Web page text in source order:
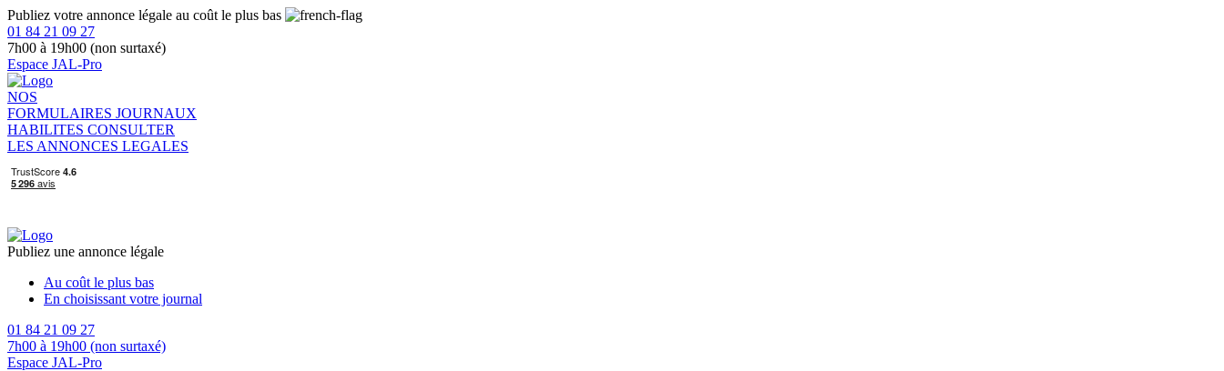
Publiez votre annonce légale au coût le plus bas
01 84 21 09 27
7h00 à 19h00 (non surtaxé)
Espace JAL-Pro
NOS
FORMULAIRES JOURNAUX
HABILITES CONSULTER
LES ANNONCES LEGALES
Publiez une annonce légale
Au coût le plus bas
En choisissant votre journal
01 84 21 09 27
7h00 à 19h00 (non surtaxé)
Espace JAL-Pro